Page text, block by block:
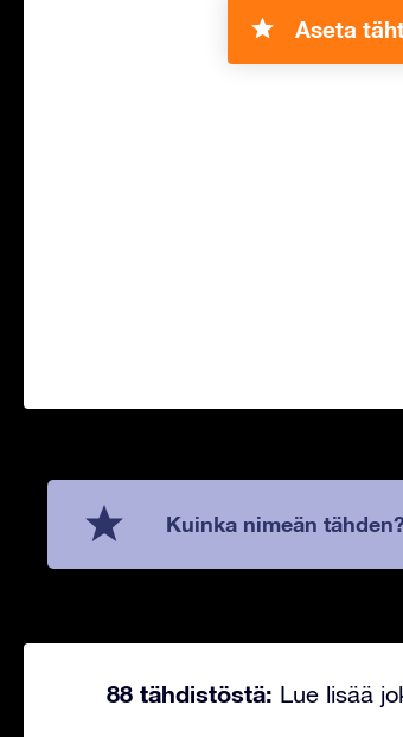
Aseta
Kuinka nimeän
88 tähdistöstä: Lue lisää